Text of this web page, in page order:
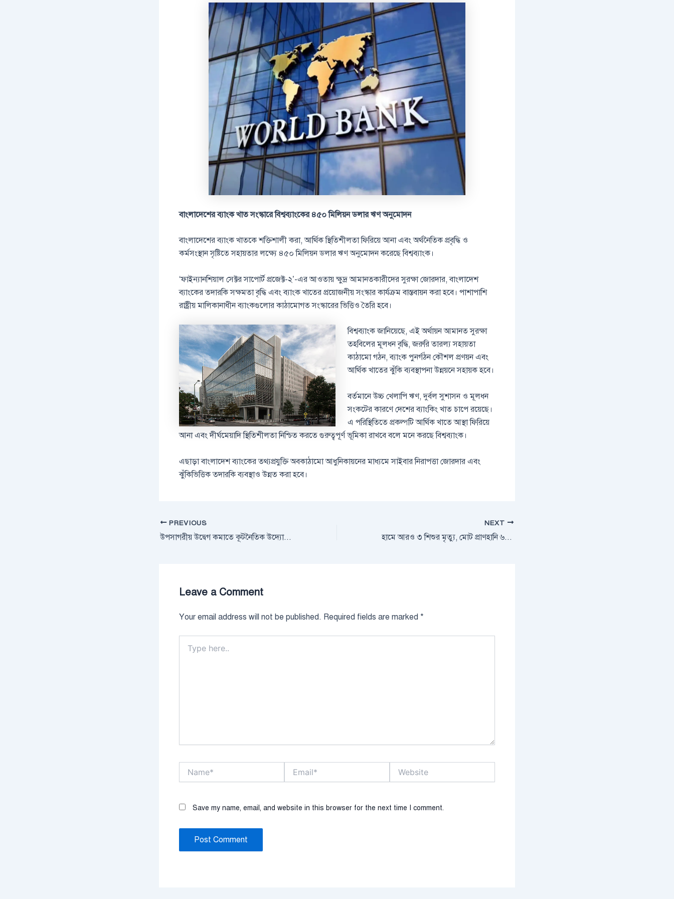
বাংলাদেশের ব্যাংক খাত সংস্কারে বিশ্বব্যাংকের ৪৫০ মিলিয়ন ডলার ঋণ অনুমোদন
বাংলাদেশের ব্যাংক খাতকে শক্তিশালী করা, আর্থিক স্থিতিশীলতা ফিরিয়ে আনা এবং অর্থনৈতিক প্রবৃদ্ধি ও
কর্মসংস্থান সৃষ্টিতে সহায়তার লক্ষ্যে ৪৫০ মিলিয়ন ডলার ঋণ অনুমোদন করেছে বিশ্বব্যাংক।
‘ফাইন্যানশিয়াল সেক্টর সাপোর্ট প্রজেক্ট-২’-এর আওতায় ক্ষুদ্র আমানতকারীদের সুরক্ষা জোরদার, বাংলাদেশ
ব্যাংকের তদারকি সক্ষমতা বৃদ্ধি এবং ব্যাংক খাতের প্রয়োজনীয় সংস্কার কার্যক্রম বাস্তবায়ন করা হবে। পাশাপাশি
রাষ্ট্রীয় মালিকানাধীন ব্যাংকগুলোর কাঠামোগত সংস্কারের ভিত্তিও তৈরি হবে।
বিশ্বব্যাংক জানিয়েছে, এই অর্থায়ন আমানত সুরক্ষা
তহবিলের মূলধন বৃদ্ধি, জরুরি তারল্য সহায়তা
কাঠামো গঠন, ব্যাংক পুনর্গঠন কৌশল প্রণয়ন এবং
আর্থিক খাতের ঝুঁকি ব্যবস্থাপনা উন্নয়নে সহায়ক হবে।
বর্তমানে উচ্চ খেলাপি ঋণ, দুর্বল সুশাসন ও মূলধন
সংকটের কারণে দেশের ব্যাংকিং খাত চাপে রয়েছে।
এ পরিস্থিতিতে প্রকল্পটি আর্থিক খাতে আস্থা ফিরিয়ে
আনা এবং দীর্ঘমেয়াদি স্থিতিশীলতা নিশ্চিত করতে গুরুত্বপূর্ণ ভূমিকা রাখবে বলে মনে করছে বিশ্বব্যাংক।
এছাড়া বাংলাদেশ ব্যাংকের তথ্যপ্রযুক্তি অবকাঠামো আধুনিকায়নের মাধ্যমে সাইবার নিরাপত্তা জোরদার এবং
ঝুঁকিভিত্তিক তদারকি ব্যবস্থাও উন্নত করা হবে।
PREVIOUS
উপসাগরীয় উদ্বেগ কমাতে কূটনৈতিক উদ্যোগ বাড়াচ্ছে যুক্তরাষ্ট্র
NEXT
হামে আরও ৩ শিশুর মৃত্যু, মোট প্রাণহানি ৬৮৯
Leave a Comment
Your email address will not be published. Required fields are marked *
here..
Save my name, email, and website in this browser for the next time I comment.